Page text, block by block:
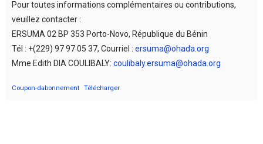
Pour toutes informations complémentaires ou contributions,
veuillez contacter :
ERSUMA 02 BP 353 Porto-Novo, République du Bénin
Tél : +(229) 97 97 05 37, Courriel : ersuma@ohada.org
Mme Edith DIA COULIBALY: coulibaly.ersuma@ohada.org
Coupon-dabonnement Télécharger